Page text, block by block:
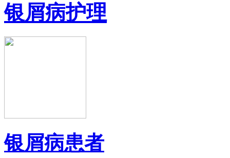
银屑病护理
银屑病患者